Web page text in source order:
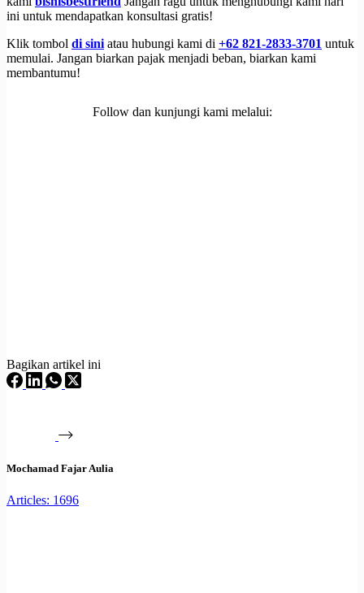
ini untuk mendapatkan konsultasi gratis!
Klik tombol di sini atau hubungi kami di +62 821-2833-3701 untuk
memulai. Jangan biarkan pajak menjadi beban, biarkan kami
membantumu!
Follow dan kunjungi kami melalui:
Bagikan artikel ini
Mochamad Fajar Aulia
Articles: 1696